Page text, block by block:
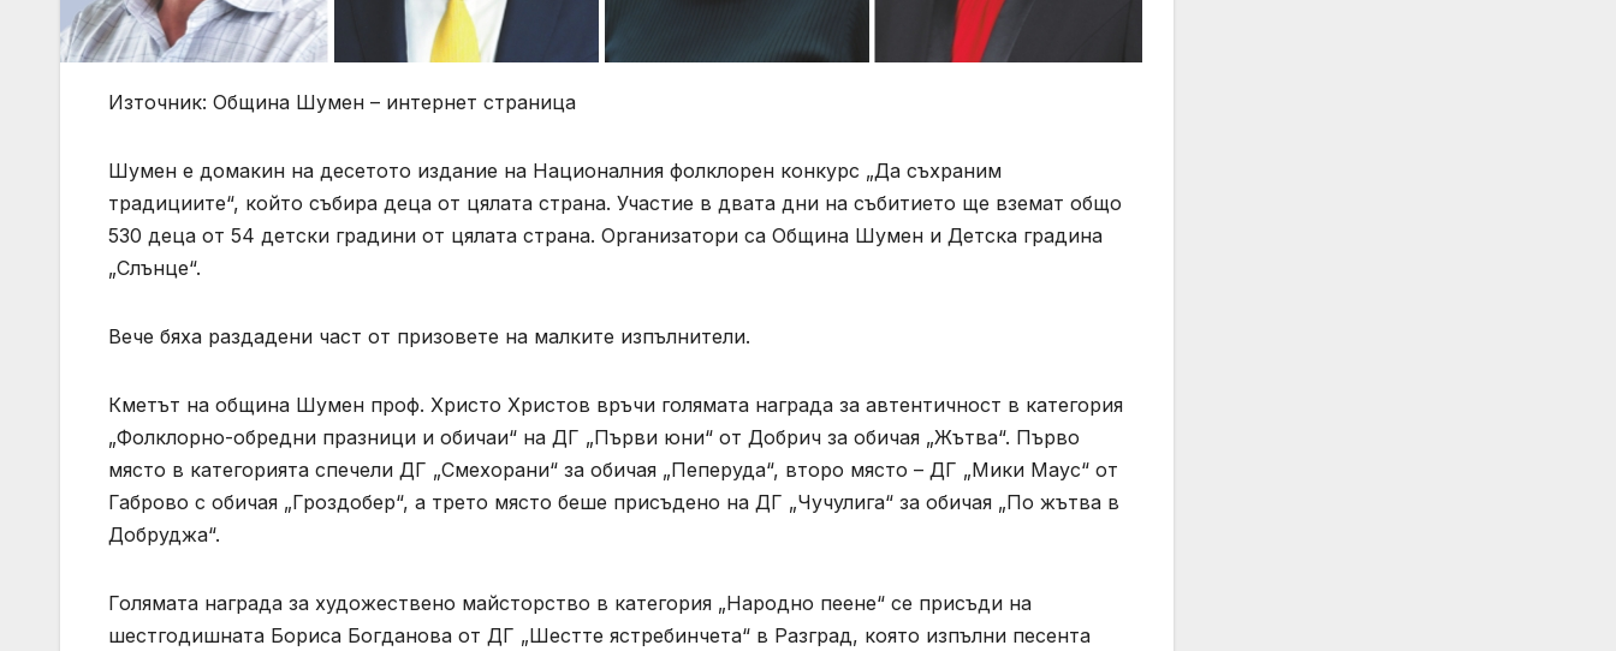
Източник: Община Шумен – интернет страница
Шумен е домакин на десетото издание на Националния фолклорен конкурс „Да съхраним
традициите“, който събира деца от цялата страна. Участие в двата дни на събитието ще вземат общо
530 деца от 54 детски градини от цялата страна. Организатори са Община Шумен и Детска градина
„Слънце“.
Вече бяха раздадени част от призовете на малките изпълнители.
Кметът на община Шумен проф. Христо Христов връчи голямата награда за автентичност в категория
„Фолклорно-обредни празници и обичаи“ на ДГ „Първи юни“ от Добрич за обичая „Жътва“. Първо
място в категорията спечели ДГ „Смехорани“ за обичая „Пеперуда“, второ място – ДГ „Мики Маус“ от
Габрово с обичая „Гроздобер“, а трето място беше присъдено на ДГ „Чучулига“ за обичая „По жътва в
Добруджа“.
Голямата награда за художествено майсторство в категория „Народно пеене“ се присъди на
шестгодишната Бориса Богданова от ДГ „Шестте ястребинчета“ в Разград, която изпълни песента